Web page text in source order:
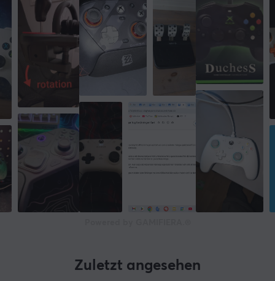
Zuletzt angesehen